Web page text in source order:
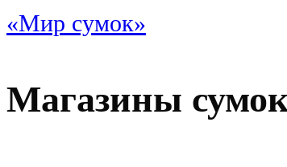
«Мир сумок»
Магазины